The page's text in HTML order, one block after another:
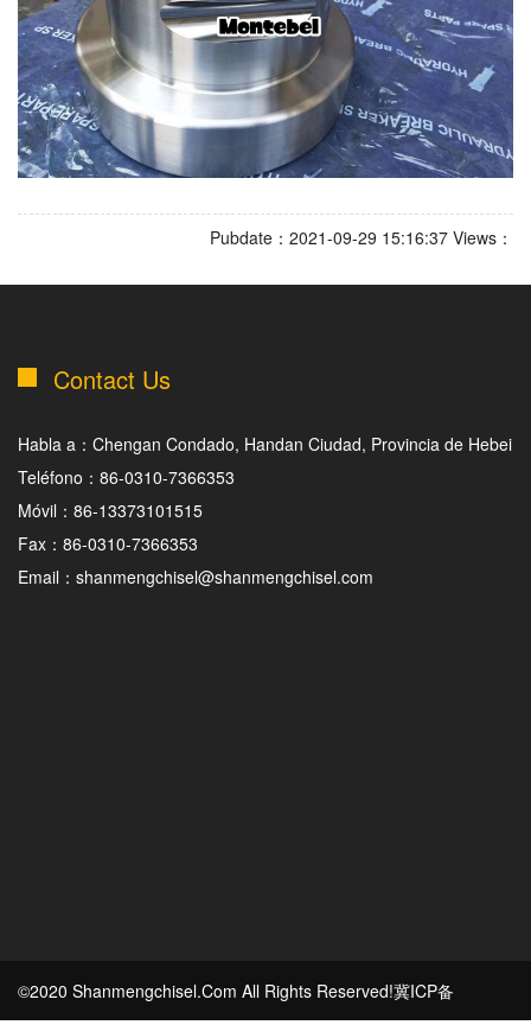
Pubdate：2021-09-29 15:16:37 Views：
Contact Us
Habla a：Chengan Condado, Handan Ciudad, Provincia de Hebei
Teléfono：86-0310-7366353
Móvil：86-13373101515
Fax：86-0310-7366353
Email：shanmengchisel@shanmengchisel.com
©2020 Shanmengchisel.Com All Rights Reserved!冀ICP备